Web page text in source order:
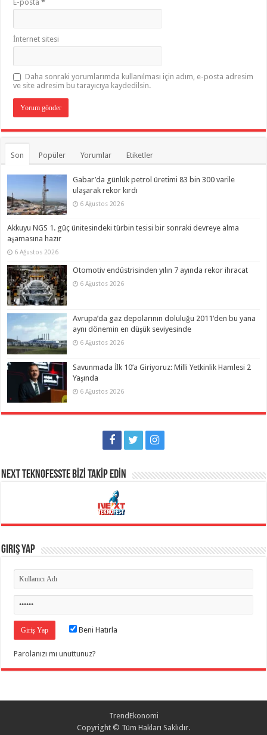
E-posta*
İnternet sitesi
Daha sonraki yorumlarımda kullanılması için adım, e-posta adresim
ve site adresim bu tarayıcıya kaydedilsin.
Son Popüler Yorumlar Etiketler
Gabar’da günlük petrol üretimi 83 bin 300 varile
ulaşarak rekor kırdı
6 Ağustos 2026
Akkuyu NGS 1. güç ünitesindeki türbin tesisi bir sonraki devreye alma
aşamasına hazır
6 Ağustos 2026
Otomotiv endüstrisinden yılın 7 ayında rekor ihracat
6 Ağustos 2026
Avrupa’da gaz depolarının doluluğu 2011’den bu yana
aynı dönemin en düşük seviyesinde
6 Ağustos 2026
Savunmada İlk 10’a Giriyoruz: Milli Yetkinlik Hamlesi 2
Yaşında
6 Ağustos 2026
NEXT TEKNOFESSTE BİZİ TAKİP EDİN
Giriş Yap
Beni Hatırla
Parolanızı mı unuttunuz?
TrendEkonomi
Copyright © Tüm Hakları Saklıdır.